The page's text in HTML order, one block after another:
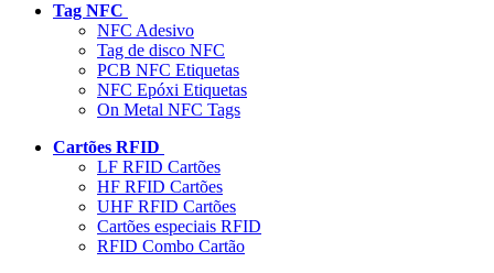
Tag NFC
NFC Adesivo
Tag de disco NFC
PCB NFC Etiquetas
NFC Epóxi Etiquetas
On Metal NFC Tags
Cartões RFID
LF RFID Cartões
HF RFID Cartões
UHF RFID Cartões
Cartões especiais RFID
RFID Combo Cartão